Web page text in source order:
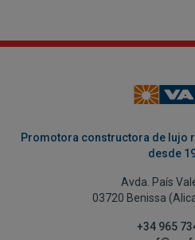
Promotora constructora de lujo
desde
Avda. País
03720 Benissa
+34 965